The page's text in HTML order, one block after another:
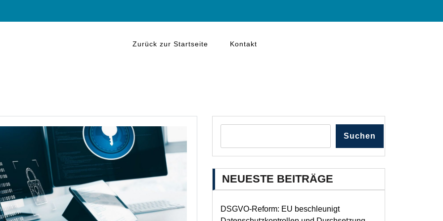
Zurück zur Startseite Kontakt
Suchen
NEUESTE BEITRÄGE
DSGVO-Reform: EU beschleunigt